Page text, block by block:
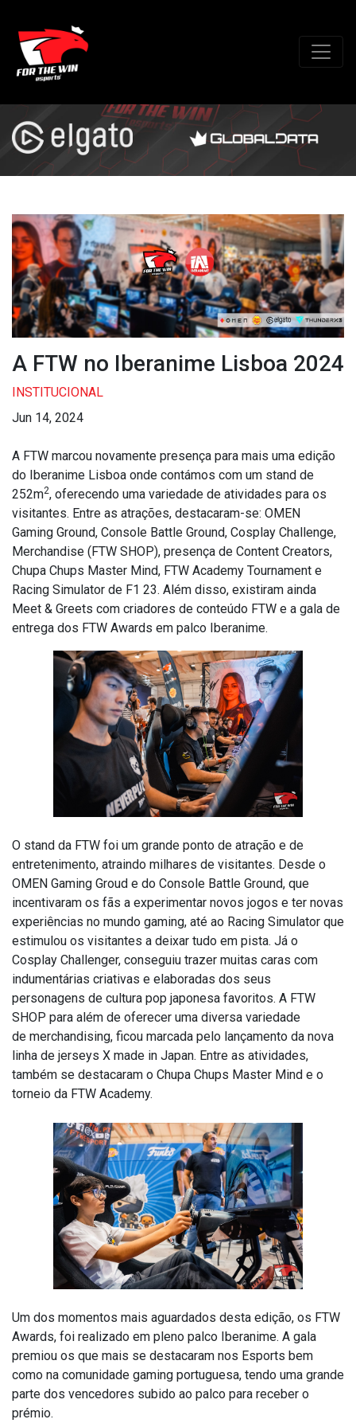
A FTW no Iberanime Lisboa 2024
INSTITUCIONAL
Jun 14, 2024
A FTW marcou novamente presença para mais uma edição
do Iberanime Lisboa onde contámos com um stand de
252m2, oferecendo uma variedade de atividades para os
visitantes. Entre as atrações, destacaram-se: OMEN
Gaming Ground, Console Battle Ground, Cosplay Challenge,
Merchandise (FTW SHOP), presença de Content Creators,
Chupa Chups Master Mind, FTW Academy Tournament e
Racing Simulator de F1 23. Além disso, existiram ainda
Meet & Greets com criadores de conteúdo FTW e a gala de
entrega dos FTW Awards em palco Iberanime.
O stand da FTW foi um grande ponto de atração e de
entretenimento, atraindo milhares de visitantes. Desde o
OMEN Gaming Groud e do Console Battle Ground, que
incentivaram os fãs a experimentar novos jogos e ter novas
experiências no mundo gaming, até ao Racing Simulator que
estimulou os visitantes a deixar tudo em pista. Já o
Cosplay Challenger, conseguiu trazer muitas caras com
indumentárias criativas e elaboradas dos seus
personagens de cultura pop japonesa favoritos. A FTW
SHOP para além de oferecer uma diversa variedade
de merchandising, ficou marcada pelo lançamento da nova
linha de jerseys X made in Japan. Entre as atividades,
também se destacaram o Chupa Chups Master Mind e o
torneio da FTW Academy.
Um dos momentos mais aguardados desta edição, os FTW
Awards, foi realizado em pleno palco Iberanime. A gala
premiou os que mais se destacaram nos Esports bem
como na comunidade gaming portuguesa, tendo uma grande
parte dos vencedores subido ao palco para receber o
prémio.